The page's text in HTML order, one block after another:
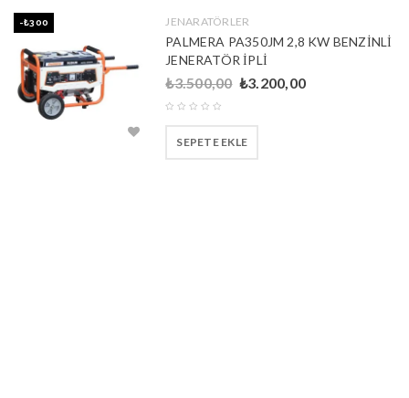
-₺300 JENARATÖRLER
PALMERA PA350JM 2,8 KW BENZİNLİ
JENERATÖR İPLİ
₺3.500,00 ₺3.200,00
SEPETE EKLE